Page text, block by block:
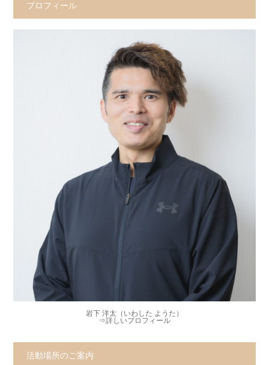
プロフィール
岩下 洋太（いわした ようた）
⇒詳しいプロフィール
活動場所のご案内